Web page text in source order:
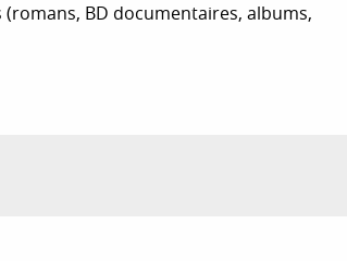
BD documentaires, albums,